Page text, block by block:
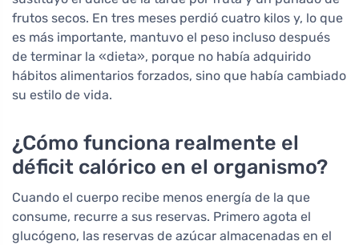
frutos secos. En tres meses perdió cuatro kilos y, lo que
es más importante, mantuvo el peso incluso después
de terminar la «dieta», porque no había adquirido
hábitos alimentarios forzados, sino que había cambiado
su estilo de vida.
¿Cómo funciona realmente el
déficit calórico en el organismo?
Cuando el cuerpo recibe menos energía de la que
consume, recurre a sus reservas. Primero agota el
glucógeno, las reservas de azúcar almacenadas en el